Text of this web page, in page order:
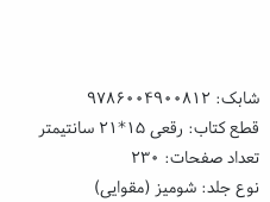
شابک:۹۷۸۶۰۰۴۹۰۰۸۱۲
قطع کتاب: رقعی ۱۵*۲۱ سانتیمتر
تعداد صفحات: ۲۳۰
نوع جلد: شومیز (مقوایی)